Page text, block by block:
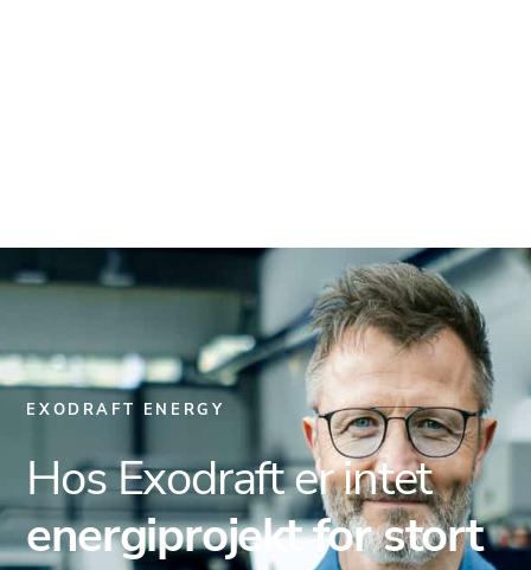
EXODRAFT ENERGY
Hos Exodraft er intet
energiprojekt for stort